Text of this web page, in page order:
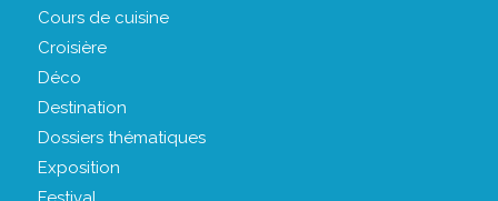
Cours de cuisine
Croisière
Déco
Destination
Dossiers thématiques
Exposition